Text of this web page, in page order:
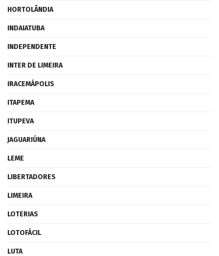
HORTOLÂNDIA
INDAIATUBA
INDEPENDENTE
INTER DE LIMEIRA
IRACEMÁPOLIS
ITAPEMA
ITUPEVA
JAGUARIÚNA
LEME
LIBERTADORES
LIMEIRA
LOTERIAS
LOTOFÁCIL
LUTA